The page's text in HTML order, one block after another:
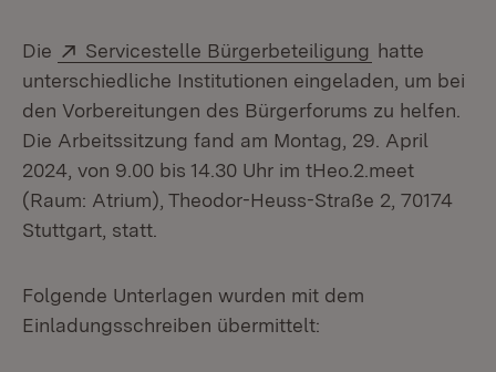
Die Extern:
Servicestelle Bürgerbeteiligung (Öffnet in
hatte
unterschiedliche Institutionen eingeladen, um bei
den Vorbereitungen des Bürgerforums zu helfen.
Die Arbeitssitzung fand am Montag, 29. April
2024, von 9.00 bis 14.30 Uhr im tHeo.2.meet
(Raum: Atrium), Theodor-Heuss-Straße 2, 70174
Stuttgart, statt.
Folgende Unterlagen wurden mit dem
Einladungsschreiben übermittelt: